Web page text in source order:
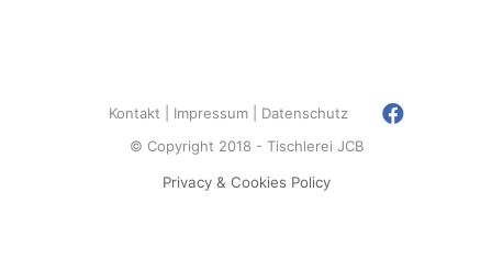
Kontakt Impressum
Datenschutz
© Copyright 2018 - Tischlerei JCB
Privacy & Cookies Policy